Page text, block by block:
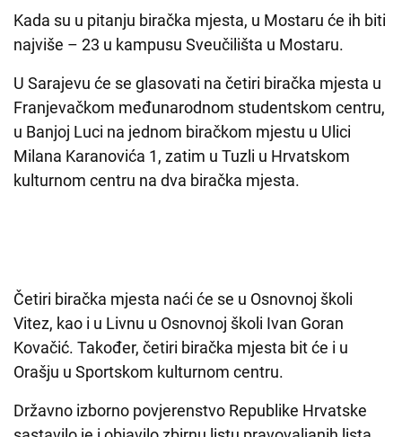
Kada su u pitanju biračka mjesta, u Mostaru će ih biti
najviše – 23 u kampusu Sveučilišta u Mostaru.
U Sarajevu će se glasovati na četiri biračka mjesta u
Franjevačkom međunarodnom studentskom centru,
u Banjoj Luci na jednom biračkom mjestu u Ulici
Milana Karanovića 1, zatim u Tuzli u Hrvatskom
kulturnom centru na dva biračka mjesta.
Četiri biračka mjesta naći će se u Osnovnoj školi
Vitez, kao i u Livnu u Osnovnoj školi Ivan Goran
Kovačić. Također, četiri biračka mjesta bit će i u
Orašju u Sportskom kulturnom centru.
Državno izborno povjerenstvo Republike Hrvatske